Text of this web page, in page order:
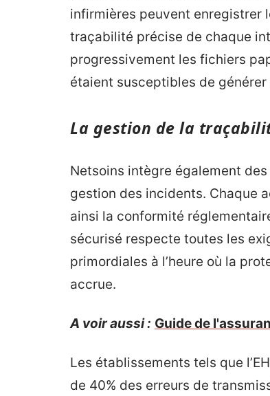
infirmières peuvent enregistrer
traçabilité précise de chaque
progressivement les fichiers
étaient susceptibles de générer
La gestion de la
Netsoins intègre également
gestion des incidents. Chaque
ainsi la conformité
sécurisé respecte toutes les
primordiales à l’heure où la
accrue.
A voir aussi : Guide de
Les établissements tels que
de 40% des erreurs de